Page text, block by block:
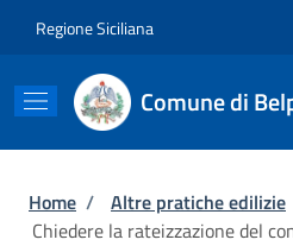
Regione Siciliana
Comune di
Briciole di pane
Home / Altre pratiche edilizie
Chiedere la rateizzazione del